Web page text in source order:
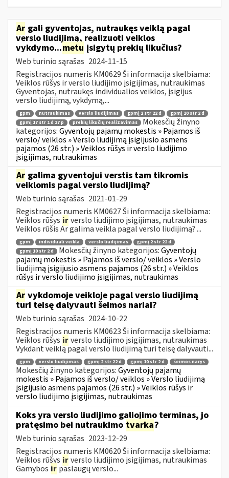
Ar gali gyventojas, nutraukęs veiklą pagal
verslo liudijimą, realizuoti veiklos
vykdymo...metu įsigytų prekių likučius?
Web turinio sąrašas 2024-11-15
Registracijos numeris KM0629 Ši informacija skelbiama:
Veiklos rūšys ir verslo liudijimo įsigijimas, nutraukimas
Gyventojas, nutraukęs individualios veiklos, įsigijus
verslo liudijimą, vykdymą,...
gpm nutraukimas verslo liudijimas gpmį 2 str 22 d
gpmį 10 str 2 d
gpmį 17 str 1 d 27 p
prekių likučių realizavimas
Mokesčių žinyno
kategorijos:Gyventojų pajamų mokestis » Pajamos iš
verslo/ veiklos » Verslo liudijimą įsigijusio asmens
pajamos (26 str.) » Veiklos rūšys ir verslo liudijimo
įsigijimas, nutraukimas
Ar galima gyventojui verstis tam tikromis
veiklomis pagal verslo liudijimą?
Web turinio sąrašas 2021-01-29
Registracijos numeris KM0627 Ši informacija skelbiama:
Veiklos rūšys irverslo liudijimo įsigijimas, nutraukimas
Veiklos rūšis Ar galima veikla pagal verslo liudijimą? ...
gpm individuali veikla verslo liudijimas
gpmį 2 str 22 d
gpmį 10 str 2 d
Mokesčių žinyno kategorijos:Gyventojų
pajamų mokestis » Pajamos iš verslo/ veiklos » Verslo
liudijimą įsigijusio asmens pajamos (26 str.) » Veiklos
rūšys ir verslo liudijimo įsigijimas, nutraukimas
Ar vykdomoje veikloje pagal verslo liudijimą
turi teisę dalyvauti šeimos nariai?
Web turinio sąrašas 2024-10-22
Registracijos numeris KM0623 Ši informacija skelbiama:
Veiklos rūšys irverslo liudijimo įsigijimas, nutraukimas
Vykdant veiklą pagal verslo liudijimą turi teisę dalyvauti...
gpm verslo liudijimas gpmį 2 str 22 d gpmį 10 str 2 d šeimos narys
Mokesčių žinyno kategorijos:Gyventojų pajamų
mokestis » Pajamos iš verslo/ veiklos » Verslo liudijimą
įsigijusio asmens pajamos (26 str.) » Veiklos rūšys ir
verslo liudijimo įsigijimas, nutraukimas
Koks yra verslo liudijimo galiojimo terminas, jo
pratęsimo bei nutraukimo tvarka?
Web turinio sąrašas 2023-12-29
Registracijos numeris KM0620 Ši informacija skelbiama:
Veiklos rūšys irverslo liudijimo įsigijimas, nutraukimas
Gamybos ir paslaugų verslo...